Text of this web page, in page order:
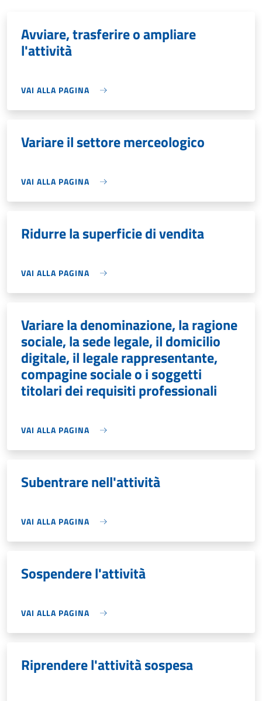
Avviare, trasferire o ampliare
l'attività
VAI ALLA PAGINA
Variare il settore merceologico
VAI ALLA PAGINA
Ridurre la superficie di vendita
VAI ALLA PAGINA
Variare la denominazione, la ragione
sociale, la sede legale, il domicilio
digitale, il legale rappresentante,
compagine sociale o i soggetti
titolari dei requisiti professionali
VAI ALLA PAGINA
Subentrare nell'attività
VAI ALLA PAGINA
Sospendere l'attività
VAI ALLA PAGINA
Riprendere l'attività sospesa